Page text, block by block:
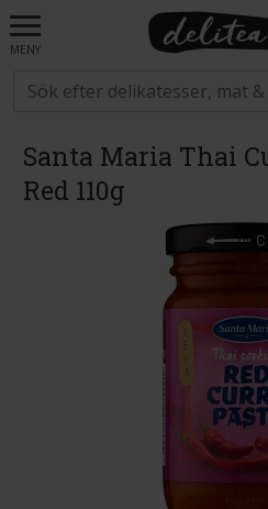
MENY
Santa Maria Thai
Red 110g